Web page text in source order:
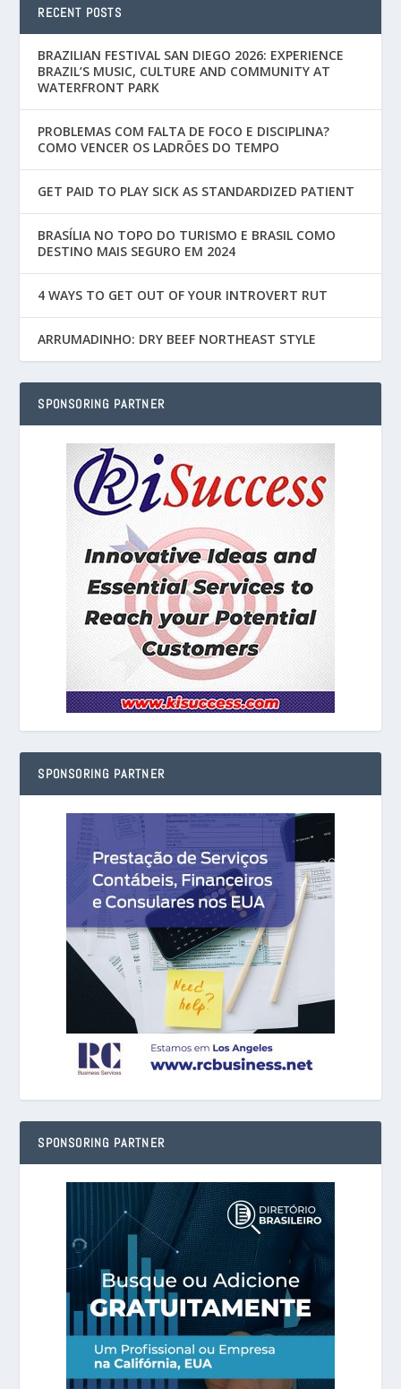
RECENT POSTS
BRAZILIAN FESTIVAL SAN DIEGO 2026: EXPERIENCE
BRAZIL’S MUSIC, CULTURE AND COMMUNITY AT
WATERFRONT PARK
PROBLEMAS COM FALTA DE FOCO E DISCIPLINA?
COMO VENCER OS LADRÕES DO TEMPO
GET PAID TO PLAY SICK AS STANDARDIZED PATIENT
BRASÍLIA NO TOPO DO TURISMO E BRASIL COMO
DESTINO MAIS SEGURO EM 2024
4 WAYS TO GET OUT OF YOUR INTROVERT RUT
ARRUMADINHO: DRY BEEF NORTHEAST STYLE
SPONSORING PARTNER
SPONSORING PARTNER
SPONSORING PARTNER